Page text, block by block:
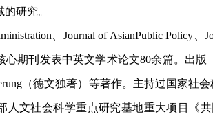
研究。
、Journal of AsianPublic Policy、
心期刊发表中英文学术论文80余篇。出
（德文独著）等著作。主持过国家
人文社会科学重点研究基地重大项目《